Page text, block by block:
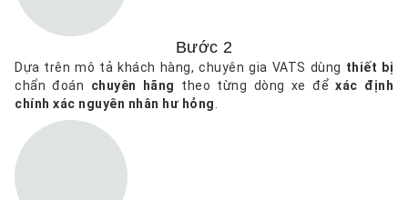
Bước 2
Dựa trên mô tả khách hàng, chuyên gia VATS dùng thiết bị
chẩn đoán chuyên hãng theo từng dòng xe đểxác định
chính xác nguyên nhân hư hỏng